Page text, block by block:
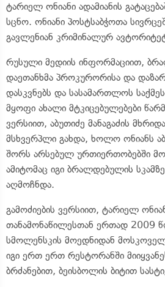
ტარიელ ონიანი ადამიანის
სცნო. ონიანი პოსტსაბჭოთა
გავლენიან კრიმინალურ
რუსული მედიის ინფორმაციით,
დაეთანხმა პროკურორისა და
დასკვნებს და სასამართლოს
მყოფი ახალი მტკიცებულებები
ვერსიით, აბუთიძე მანაგაძის
მსხვერპლი გახდა, ხოლო ონიანს
შორს არსებულ ურთიერთობებში
ამიტომაც იგი ბრალდებულის
აღმოჩნდა.
გამოძიების ვერსიით, ტარიელ
თანამონაწილესთან ერთად 2009
სმოლენსკის მოედნიდან
იგი ერთ ერთ რესტორანში
ბრძანებით, ბეისბოლის ბიტით